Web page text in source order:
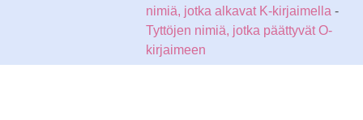
nimiä, jotka alkavat K-kirjaimella -
Tyttöjen nimiä, jotka päättyvät O-
kirjaimeen